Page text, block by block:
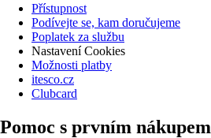
Přístupnost
Podívejte se, kam doručujeme
Poplatek za službu
Nastavení Cookies
Možnosti platby
itesco.cz
Clubcard
Pomoc s prvním nákupem